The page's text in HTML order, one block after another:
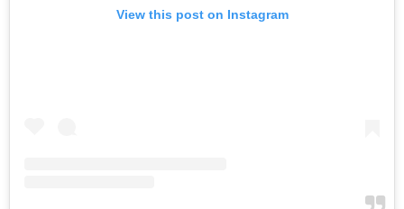
View this post on Instagram